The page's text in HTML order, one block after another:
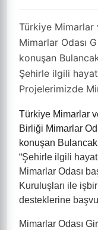
Türkiye Mimarlar
Mimarlar Odası
konuşan
Şehirle ilgili
Projelerimizde
Türkiye Mimarlar
Birliği Mimarlar
konuşan Bulancak
“Şehirle ilgili
Mimarlar Odası
Kuruluşları ile
desteklerine
Mimarlar Odası